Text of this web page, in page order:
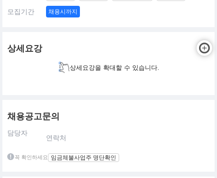
모집기간 채용시까지
상세요강
상세요강을 확대할 수 있습니다.
채용공고문의
담당자
연락처
꼭 확인하세요 임금체불사업주 명단확인